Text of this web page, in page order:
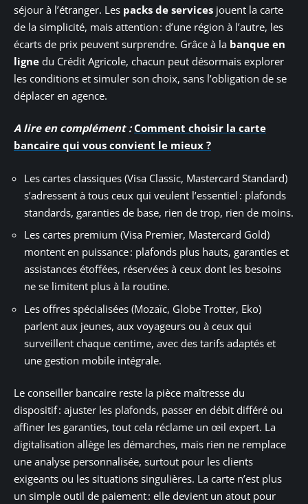
séjour à l’étranger. Les packs de services jouent la carte
de la simplicité, mais attention : d’une région à l’autre, les
écarts de prix peuvent surprendre. Grâce à la banque en
ligne du Crédit Agricole, chacun peut désormais explorer
les conditions et simuler son choix, sans l’obligation de se
déplacer en agence.
A lire en complément : Comment choisir la carte
bancaire qui vous convient le mieux ?
Les cartes classiques (Visa Classic, Mastercard Standard)
s’adressent à tous ceux qui veulent l’essentiel : plafonds
standards, garanties de base, rien de trop, rien de moins.
Les cartes premium (Visa Premier, Mastercard Gold)
montent en puissance : plafonds plus hauts, garanties et
assistances étoffées, réservées à ceux dont les besoins
ne se limitent plus à la routine.
Les offres spécialisées (Mozaïc, Globe Trotter, Eko)
parlent aux jeunes, aux voyageurs ou à ceux qui
surveillent chaque centime, avec des tarifs adaptés et
une gestion mobile intégrale.
Le conseiller bancaire reste la pièce maîtresse du
dispositif : ajuster les plafonds, passer en débit différé ou
affiner les garanties, tout cela réclame un œil expert. La
digitalisation allège les démarches, mais rien ne remplace
une analyse personnalisée, surtout pour les clients
exigeants ou les situations singulières. La carte n’est plus
un simple outil de paiement : elle devient un atout pour